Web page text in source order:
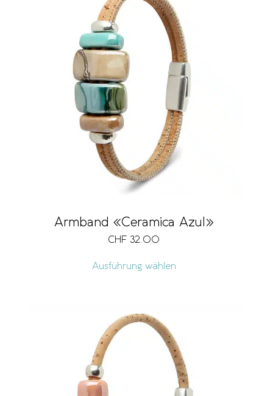
Armband «Ceramica Azul»
CHF 32.00
Ausführung wählen